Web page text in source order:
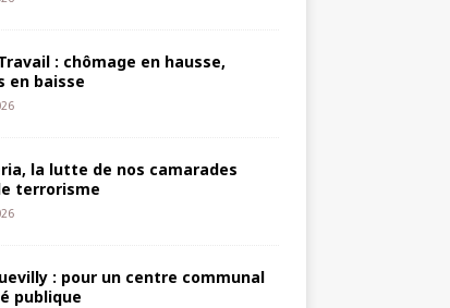
: chômage en hausse,
en baisse
la lutte de nos camarades
terrorisme
: pour un centre communal
publique